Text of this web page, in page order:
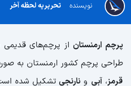
تحریریه لحظه آخر نویسنده
پرچم ارمنستان از پرچم‌های
طراحی پرچم کشور ارمنستان به
قرمز،آبی ونارنجی تشکیل شده